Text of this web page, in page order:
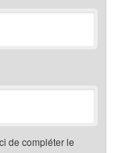
de compléter le